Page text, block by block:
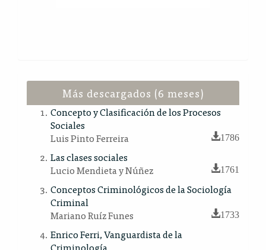
Más descargados (6 meses)
Concepto y Clasificación de los Procesos
Sociales
Luis Pinto Ferreira
1786
Las clases sociales
Lucio Mendieta y Núñez
1761
Conceptos Criminológicos de la Sociología
Criminal
Mariano Ruíz Funes
1733
Enrico Ferri, Vanguardista de la